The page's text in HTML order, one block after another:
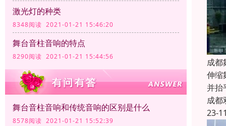
激光灯的种类
8348阅读 2021-01-21 15:46:20
舞台音柱音响的特点
8290阅读 2021-01-21 15:44:56
舞台音柱音响和传统音响的区别是什么
8578阅读 2021-01-21 15:52:39
成都
伸缩
并抬
成都
23-